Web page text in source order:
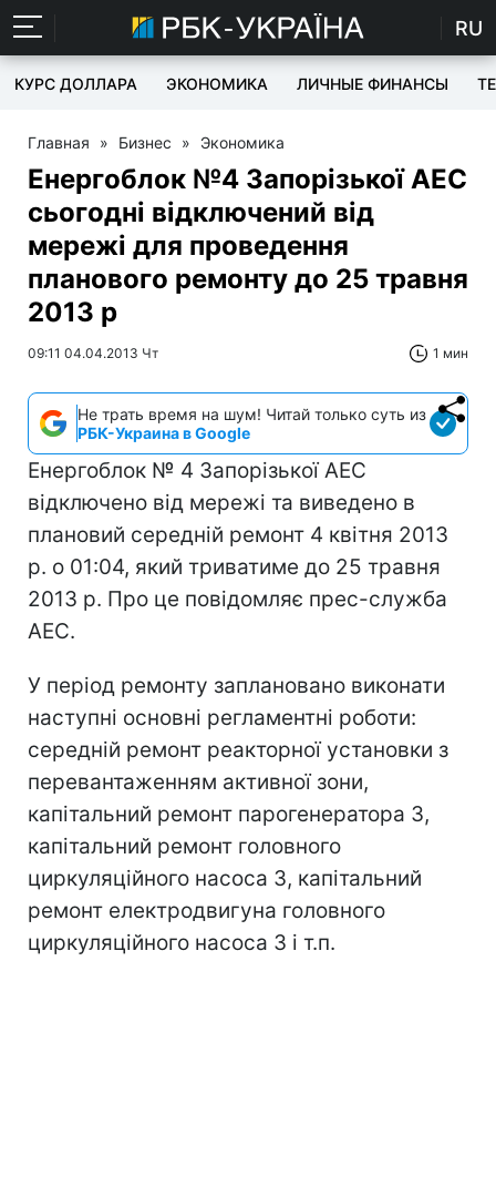
RU
КУРС ДОЛЛАРА ЭКОНОМИКА ЛИЧНЫЕ ФИНАНСЫ
Главная » Бизнес » Экономика
Енергоблок №4 Запорізької АЕС
сьогодні відключений від
мережі для проведення
планового ремонту до 25 травня
2013 р
09:11 04.04.2013 Чт 1 мин
Не трать время на шум! Читай только суть из
РБК-Украина в Google
Енергоблок № 4 Запорізької АЕС
відключено від мережі та виведено в
плановий середній ремонт 4 квітня 2013
р. о 01:04, який триватиме до 25 травня
2013 р. Про це повідомляє прес-служба
АЕС.
У період ремонту заплановано виконати
наступні основні регламентні роботи:
середній ремонт реакторної установки з
перевантаженням активної зони,
капітальний ремонт парогенератора 3,
капітальний ремонт головного
циркуляційного насоса 3, капітальний
ремонт електродвигуна головного
циркуляційного насоса 3 і т.п.